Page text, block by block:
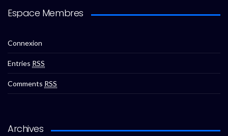
Espace Membres
Connexion
Entries RSS
Comments RSS
Archives